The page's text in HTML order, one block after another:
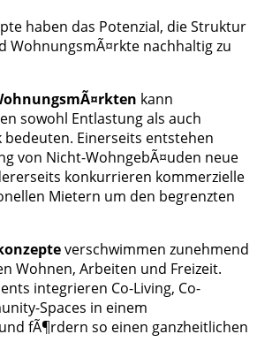
haben das Potenzial, die Struktur
WohnungsmÃ¤rkte nachhaltig zu
kann
sowohl Entlastung als auch
bedeuten. Einerseits entstehen
von Nicht-WohngebÃ¤uden neue
konkurrieren kommerzielle
Mietern um den begrenzten
verschwimmen zunehmend
Wohnen, Arbeiten und Freizeit.
integrieren Co-Living, Co-
Spaces in einem
fÃ¶rdern so einen ganzheitlichen